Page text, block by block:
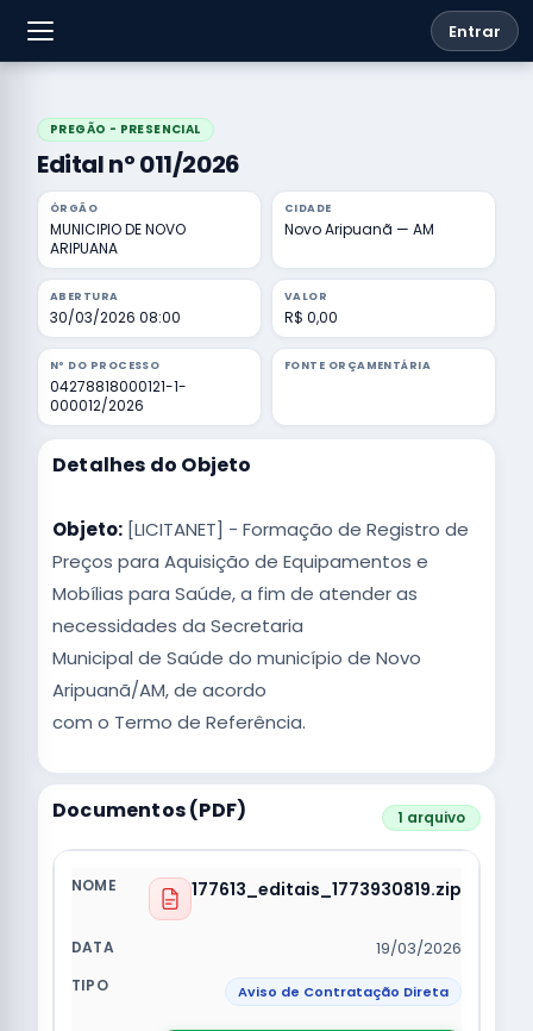
Entrar
PREGÃO - PRESENCIAL
Edital nº 011/2026
ÓRGÃO
MUNICIPIO DE NOVO
ARIPUANA
CIDADE
Novo Aripuanã — AM
ABERTURA
30/03/2026 08:00
VALOR
R$ 0,00
Nº DO PROCESSO
04278818000121-1-
000012/2026
FONTE ORÇAMENTÁRIA
Detalhes do Objeto
Objeto: [LICITANET] - Formação de Registro de
Preços para Aquisição de Equipamentos e
Mobílias para Saúde, a fim de atender as
necessidades da Secretaria
Municipal de Saúde do município de Novo
Aripuanã/AM, de acordo
com o Termo de Referência.
Documentos (PDF) 1 arquivo
177613_editais_1773930819.zip
19/03/2026
Aviso de Contratação Direta